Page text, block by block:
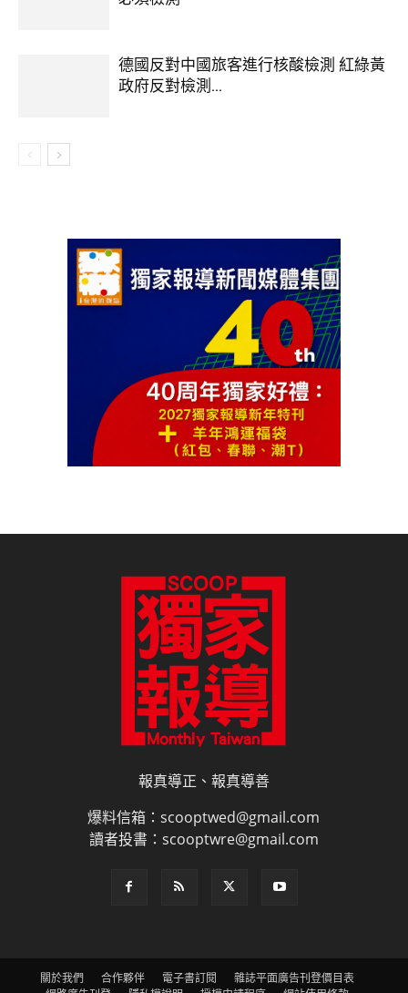
德國反對中國旅客進行核酸檢測 紅綠黃
政府反對檢測...
報真導正、報真導善
爆料信箱：scooptwed@gmail.com
讀者投書：scooptwre@gmail.com
關於我們 合作夥伴 電子書訂閱
雜誌平面廣告刊登價目表